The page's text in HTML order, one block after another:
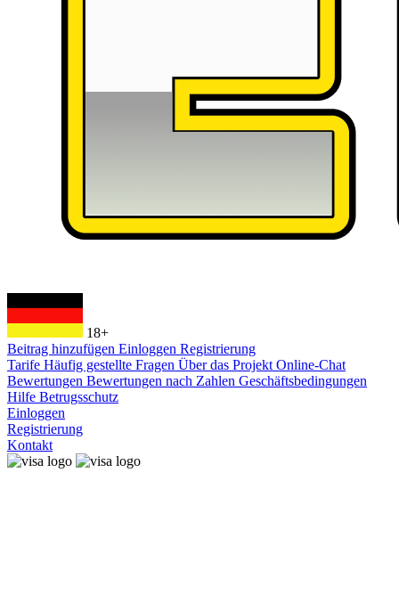
18+
Beitrag hinzufügen Einloggen Registrierung
Tarife Häufig gestellte Fragen Über das Projekt Online-Chat
Bewertungen Bewertungen nach Zahlen Geschäftsbedingungen
Hilfe Betrugsschutz
Einloggen
Registrierung
Kontakt